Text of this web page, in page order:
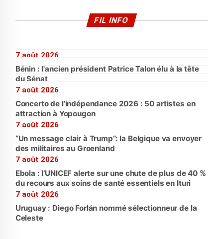
FIL INFO
7 août 2026
Bénin : l'ancien président Patrice Talon élu à la tête
du Sénat
7 août 2026
Concerto de l’indépendance 2026 : 50 artistes en
attraction à Yopougon
7 août 2026
“Un message clair à Trump”: la Belgique va envoyer
des militaires au Groenland
7 août 2026
Ebola : l’UNICEF alerte sur une chute de plus de 40 %
du recours aux soins de santé essentiels en Ituri
7 août 2026
Uruguay : Diego Forlán nommé sélectionneur de la
Celeste